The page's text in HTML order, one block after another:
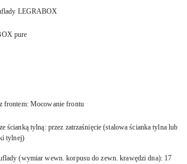
LEGRABOX
pure
frontem: Mocowanie frontu
ścianką tylną: przez zatrzaśnięcie (stalowa ścianka tylna lub
tylnej)
(wymiar wewn. korpusu do zewn. krawędzi dna): 17